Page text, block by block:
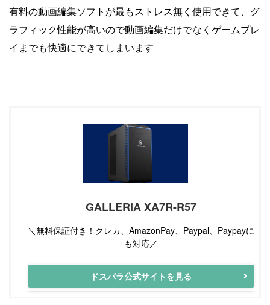
有料の動画編集ソフトが最もストレス無く使用できて、グ
ラフィック性能が高いので動画編集だけでなくゲームプレ
イまでも快適にできてしまいます
GALLERIA XA7R-R57
＼無料保証付き！クレカ、AmazonPay、Paypal、Paypayに
も対応／
ドスパラ公式サイトを見る